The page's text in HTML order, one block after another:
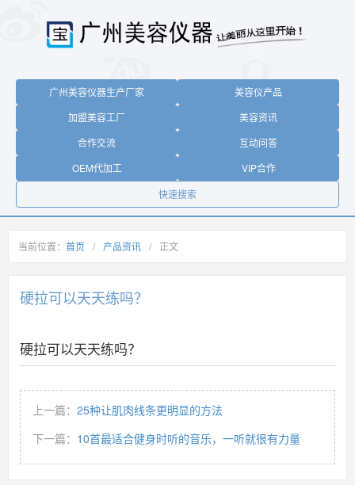
广州美容仪器生产厂家
美容仪产品
加盟美容工厂
美容资讯
合作交流
互动问答
OEM代加工
VIP合作
快速搜索
当前位置： 首页 / 产品资讯 / 正文
硬拉可以天天练吗？
硬拉可以天天练吗？
上一篇： 25种让肌肉线条更明显的方法
下一篇： 10首最适合健身时听的音乐，一听就很有力量